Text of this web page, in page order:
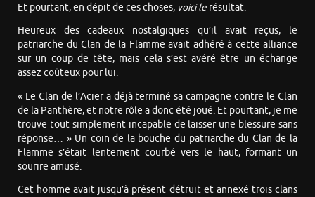
Et pourtant, en dépit de ces choses, voici le résultat.
Heureux des cadeaux nostalgiques qu’il avait reçus, le
patriarche du Clan de la Flamme avait adhéré à cette alliance
sur un coup de tête, mais cela s’est avéré être un échange
assez coûteux pour lui.
« Le Clan de l’Acier a déjà terminé sa campagne contre le Clan
de la Panthère, et notre rôle a donc été joué. Et pourtant, je me
trouve tout simplement incapable de laisser une blessure sans
réponse… » Un coin de la bouche du patriarche du Clan de la
Flamme s’était lentement courbé vers le haut, formant un
sourire amusé.
Cet homme avait jusqu’à présent détruit et annexé trois clans